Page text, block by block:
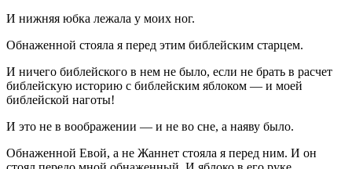
И нижняя юбка лежала у моих ног.
Обнаженной стояла я перед этим библейским старцем.
И ничего библейского в нем не было, если не брать в расчет
библейскую историю с библейским яблоком — и моей
библейской наготы!
И это не в воображении — и не во сне, а наяву было.
Обнаженной Евой, а не Жаннет стояла я перед ним. И он